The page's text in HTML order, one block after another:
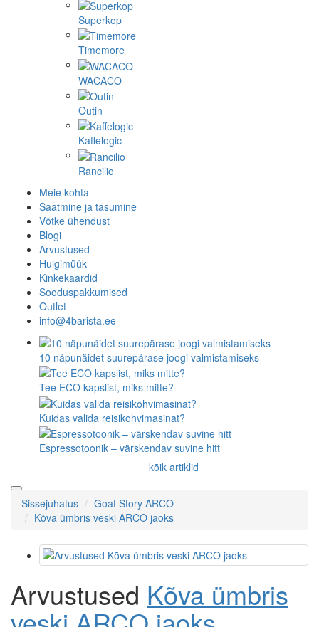
Superkop
Timemore
WACACO
Outin
Kaffelogic
Rancilio
Meie kohta
Saatmine ja tasumine
Võtke ühendust
Blogi
Arvustused
Hulgimüük
Kinkekaardid
Sooduspakkumised
Outlet
info@4barista.ee
10 näpunäidet suurepärase joogi valmistamiseks
Tee ECO kapslist, miks mitte?
Kuidas valida reisikohvimasinat?
Espressotoonik – värskendav suvine hitt
kõik artiklid
Sissejuhatus
Goat Story ARCO
Kõva ümbris veski ARCO jaoks
Arvustused Kõva ümbris